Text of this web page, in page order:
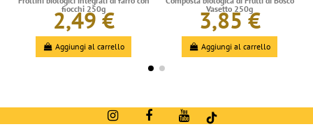
fiocchi 250g
2,49 €
Aggiungi al carrello
Vasetto 250g
3,85 €
Aggiungi al carrello